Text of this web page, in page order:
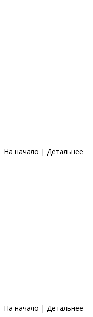
На начало | Детальнее
На начало | Детальнее